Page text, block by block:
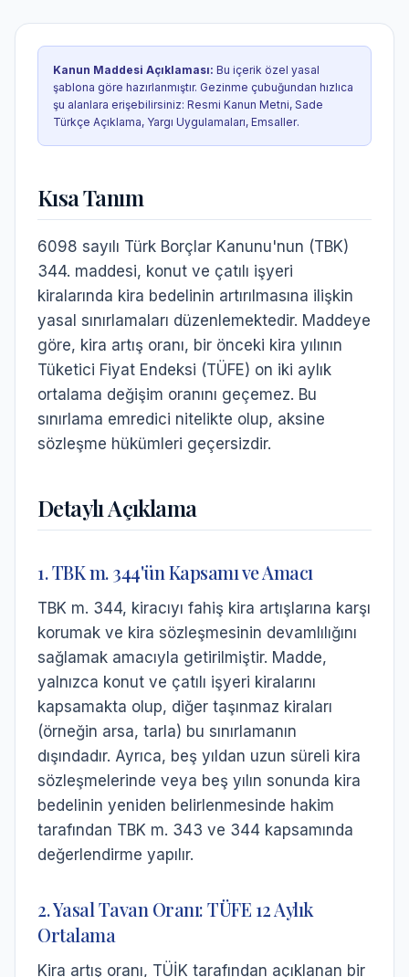
Kanun Maddesi Açıklaması: Bu içerik özel yasal
şablona göre hazırlanmıştır. Gezinme çubuğundan hızlıca
şu alanlara erişebilirsiniz: Resmi Kanun Metni, Sade
Türkçe Açıklama, Yargı Uygulamaları, Emsaller.
Kısa Tanım
6098 sayılı Türk Borçlar Kanunu'nun (TBK)
344. maddesi, konut ve çatılı işyeri
kiralarında kira bedelinin artırılmasına ilişkin
yasal sınırlamaları düzenlemektedir. Maddeye
göre, kira artış oranı, bir önceki kira yılının
Tüketici Fiyat Endeksi (TÜFE) on iki aylık
ortalama değişim oranını geçemez. Bu
sınırlama emredici nitelikte olup, aksine
sözleşme hükümleri geçersizdir.
Detaylı Açıklama
1. TBK m. 344'ün Kapsamı ve Amacı
TBK m. 344, kiracıyı fahiş kira artışlarına karşı
korumak ve kira sözleşmesinin devamlılığını
sağlamak amacıyla getirilmiştir. Madde,
yalnızca konut ve çatılı işyeri kiralarını
kapsamakta olup, diğer taşınmaz kiraları
(örneğin arsa, tarla) bu sınırlamanın
dışındadır. Ayrıca, beş yıldan uzun süreli kira
sözleşmelerinde veya beş yılın sonunda kira
bedelinin yeniden belirlenmesinde hakim
tarafından TBK m. 343 ve 344 kapsamında
değerlendirme yapılır.
2. Yasal Tavan Oranı: TÜFE 12 Aylık
Ortalama
Kira artış oranı, TÜİK tarafından açıklanan bir